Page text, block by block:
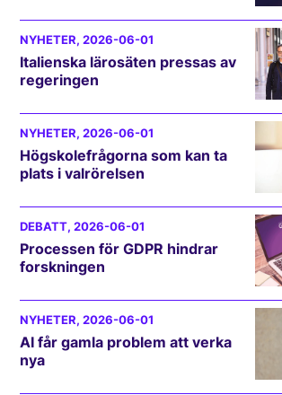
NYHETER, 2026-06-01
Italienska lärosäten pressas av
regeringen
NYHETER, 2026-06-01
Högskolefrågorna som kan ta
plats i valrörelsen
DEBATT, 2026-06-01
Processen för GDPR hindrar
forskningen
NYHETER, 2026-06-01
AI får gamla problem att verka
nya